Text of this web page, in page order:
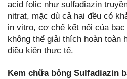
acid folic như sulfadiazin
nitrat, mặc dù cả hai đều có
in vitro, cơ chế kết nối của
không thể giải thích hoàn toàn
điều kiện thực tế.
Kem chữa bỏng Sulfadiazin